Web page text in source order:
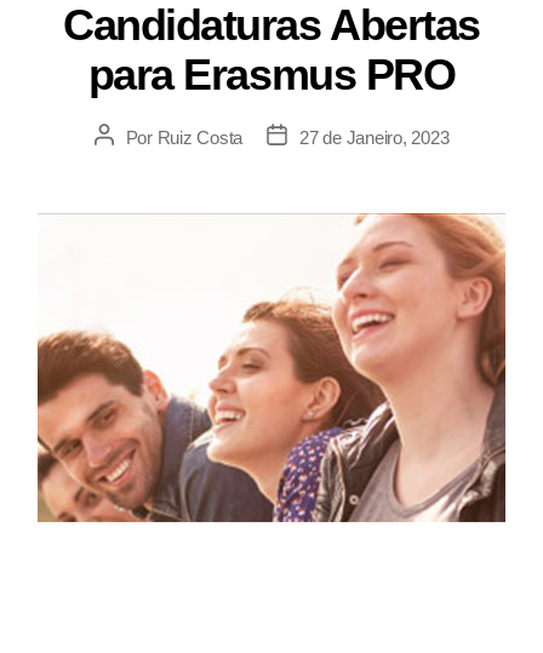
Candidaturas Abertas
para Erasmus PRO
Por Ruiz Costa 27 de Janeiro, 2023